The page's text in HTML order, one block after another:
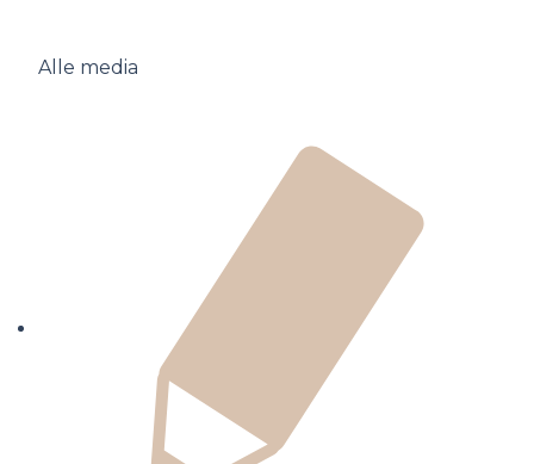
Alle media